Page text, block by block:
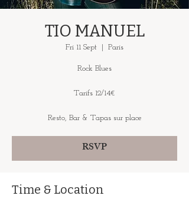
TIO MANUEL
Fri 11 Sept Paris
Rock Blues
Tarifs 12/14€
Resto, Bar & Tapas sur place
RSVP
Time & Location